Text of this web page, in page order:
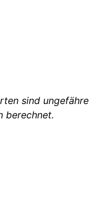
berechnet.